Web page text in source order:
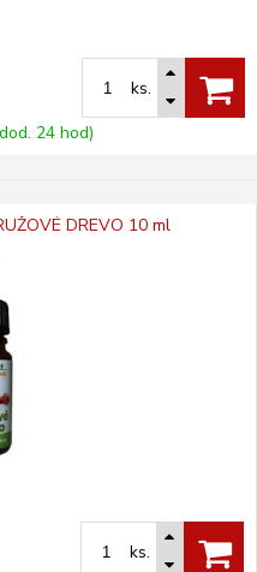
ks.
24 hod)
DREVO 10 ml
ks.